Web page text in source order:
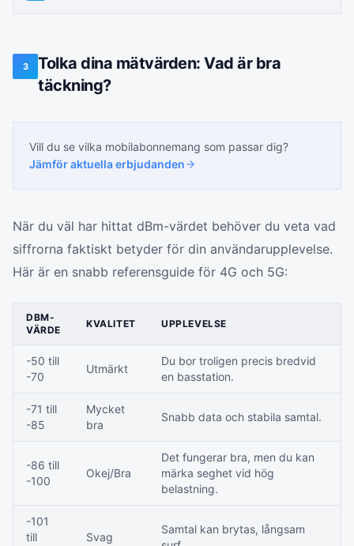
3
Tolka dina mätvärden: Vad är bra
täckning?
Vill du se vilka mobilabonnemang som passar dig?
Jämför aktuella erbjudanden
När du väl har hittat dBm-värdet behöver du veta vad
siffrorna faktiskt betyder för din användarupplevelse.
Här är en snabb referensguide för 4G och 5G:
DBM-
VÄRDE
KVALITET UPPLEVELSE
-50 till
-70
Utmärkt
Du bor troligen precis bredvid
en basstation.
-71 till
-85
Mycket
bra
Snabb data och stabila samtal.
-86 till
-100
Okej/Bra
Det fungerar bra, men du kan
märka seghet vid hög
belastning.
-101
till
Svag
Samtal kan brytas, långsam